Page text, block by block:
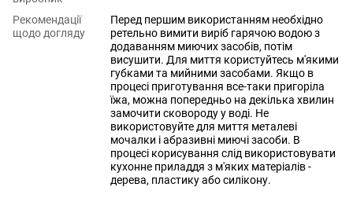
Рекомендації
щодо догляду
Перед першим використанням необхідно
ретельно вимити виріб гарячою водою з
додаванням миючих засобів, потім
висушити. Для миття користуйтесь м'якими
губками та мийними засобами. Якщо в
процесі приготування все-таки пригоріла
їжа, можна попередньо на декілька хвилин
замочити сковороду у воді. Не
використовуйте для миття металеві
мочалки і абразивні миючі засоби. В
процесі корисування слід використовувати
кухонне приладдя з м'яких матеріалів -
дерева, пластику або силікону.